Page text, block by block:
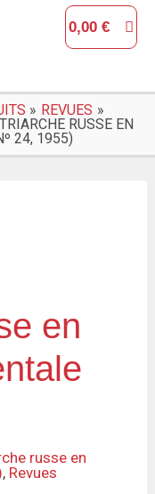
0,00 €
REVUES
RUSSE EN
24, 1955)
en
russe en
, Revues